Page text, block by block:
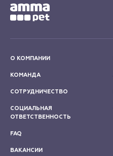
О КОМПАНИИ
КОМАНДА
СОТРУДНИЧЕСТВО
СОЦИАЛЬНАЯ
ОТВЕТСТВЕННОСТЬ
FAQ
ВАКАНСИИ